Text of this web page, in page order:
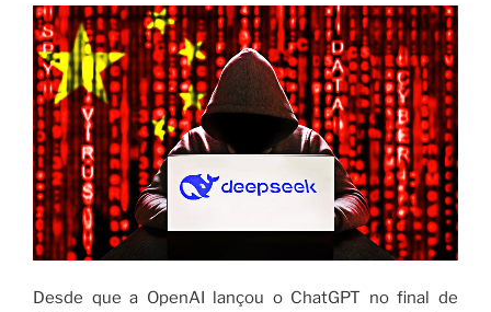
Desde que a OpenAI lançou o ChatGPT no final de